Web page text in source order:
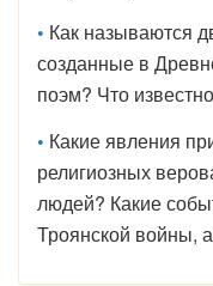
• Как называются
созданные в
поэм? Что
• Какие явления
религиозных
людей? Какие
Троянской войны,